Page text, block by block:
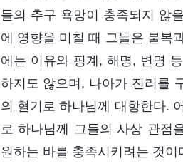
들의 추구 욕망이 충족되지 않
에 영향을 미칠 때 그들은 불복
에는 이유와 핑계, 해명, 변명
하지도 않으며, 나아가 진리를
의 혈기로 하나님께 대항한다.
로 하나님께 그들의 사상 관점
원하는 바를 충족시키려는 것